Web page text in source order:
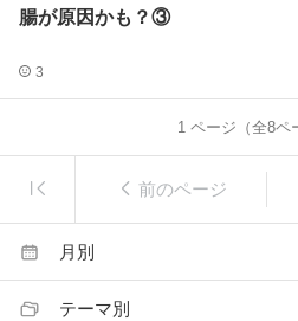
腸が原因かも？③
3
1 ページ（全8ペ
前のページ
月別
テーマ別